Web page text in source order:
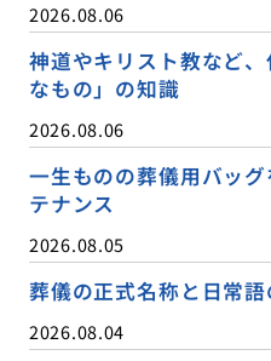
2026.08.06
神道やキリスト教など
なもの」の知識
2026.08.06
一生ものの葬儀用バッ
テナンス
2026.08.05
葬儀の正式名称と日常
2026.08.04